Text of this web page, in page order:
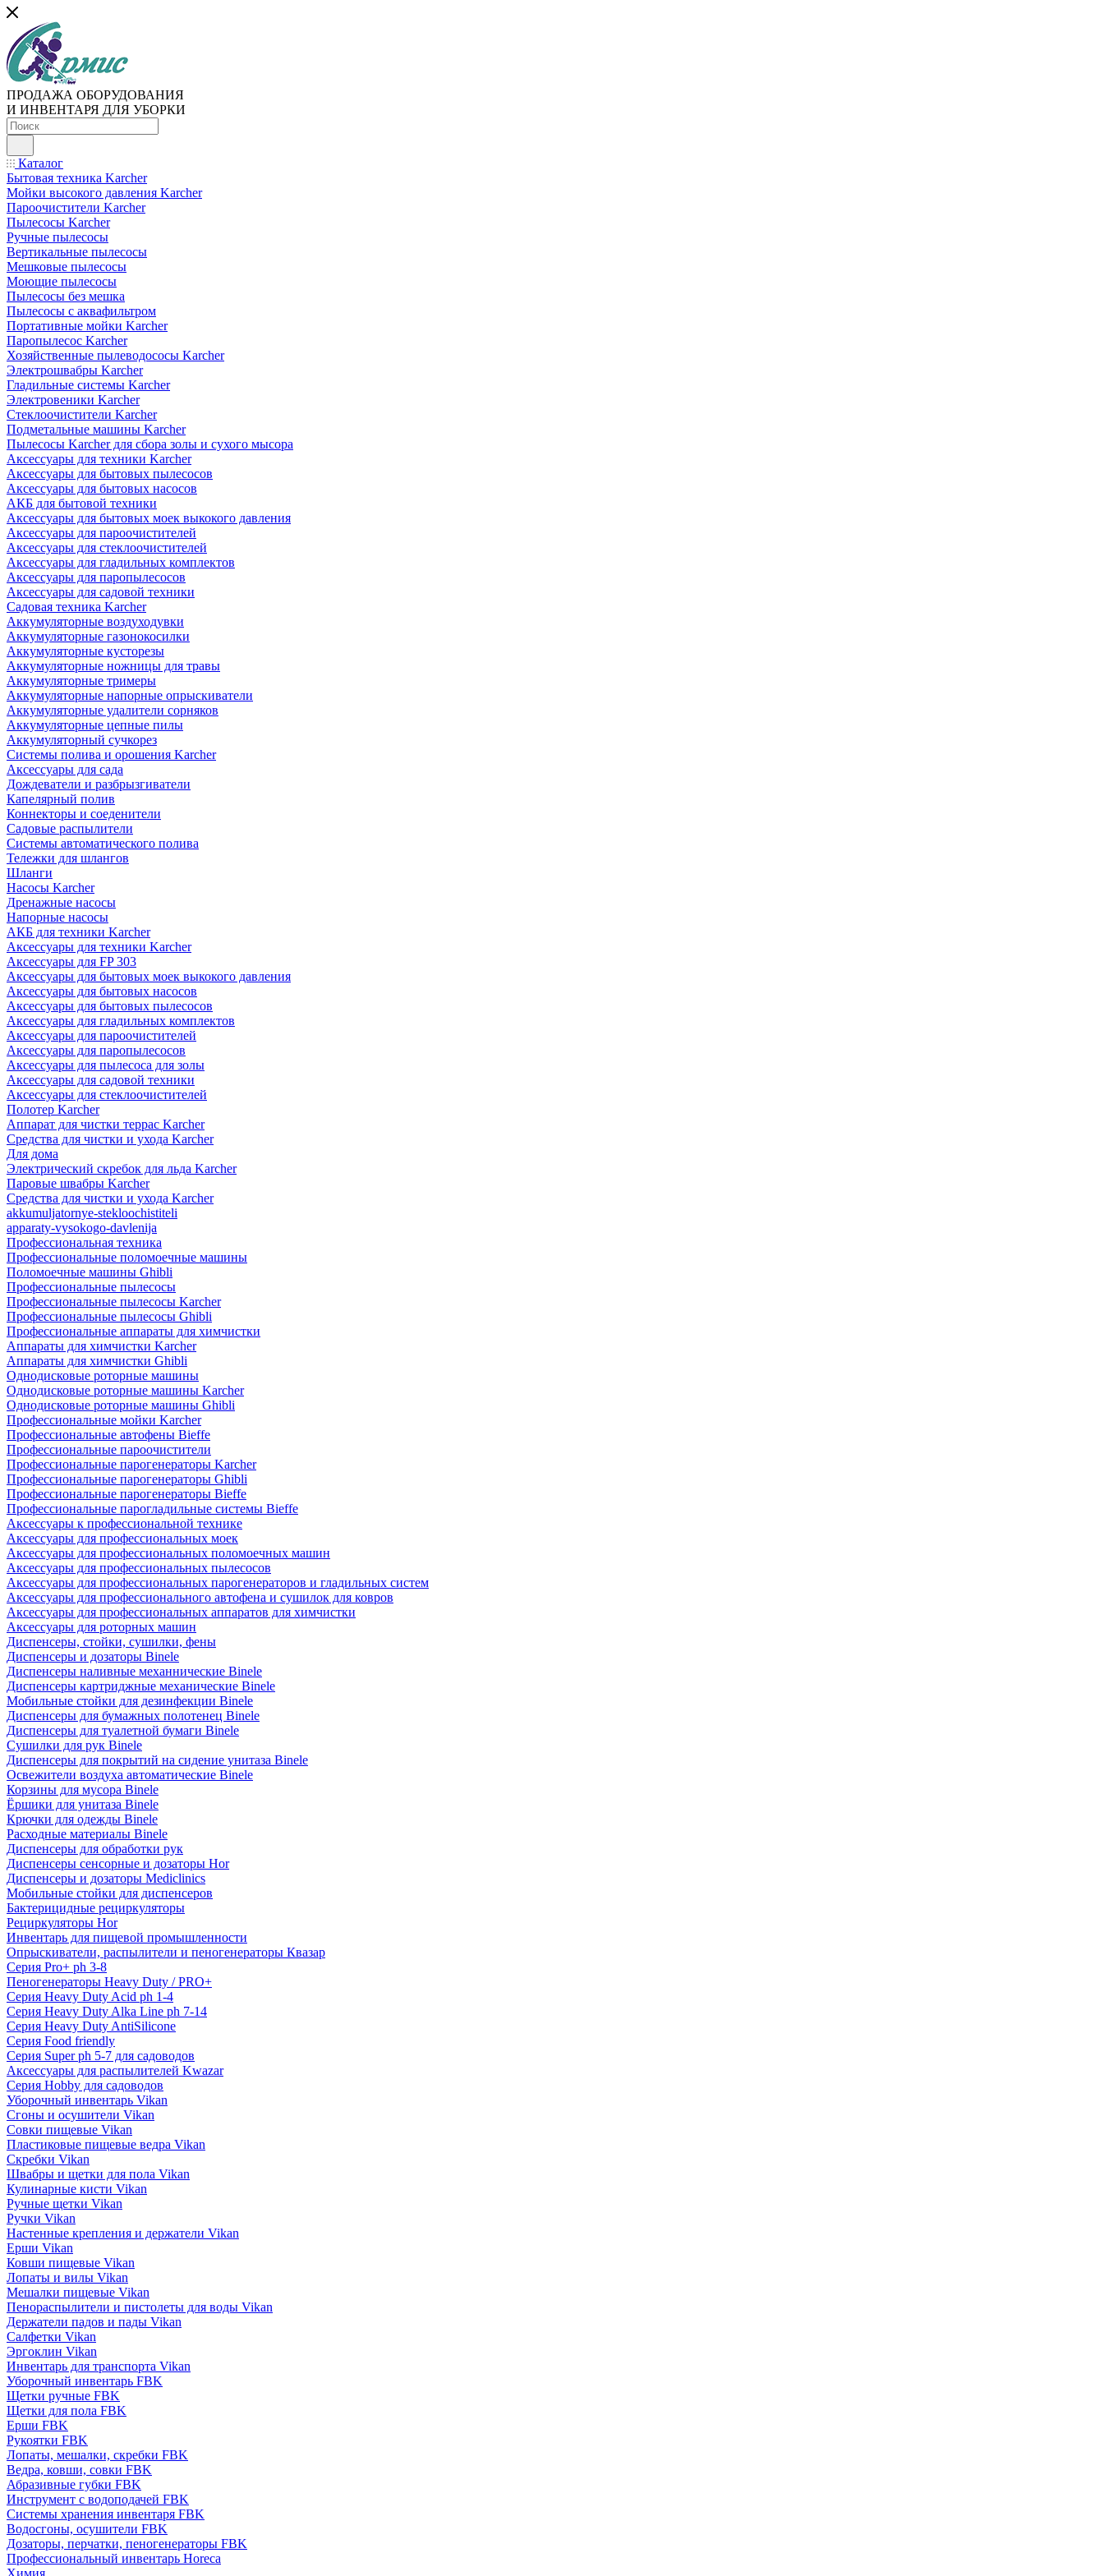
ПРОДАЖА ОБОРУДОВАНИЯ
И ИНВЕНТАРЯ ДЛЯ УБОРКИ
Каталог
Бытовая техника Karcher
Мойки высокого давления Karcher
Пароочистители Karcher
Пылесосы Karcher
Ручные пылесосы
Вертикальные пылесосы
Мешковые пылесосы
Моющие пылесосы
Пылесосы без мешка
Пылесосы с аквафильтром
Портативные мойки Karcher
Паропылесос Karcher
Хозяйственные пылеводососы Karcher
Электрошвабры Karcher
Гладильные системы Karcher
Электровеники Karcher
Стеклоочистители Karcher
Подметальные машины Karcher
Пылесосы Karcher для сбора золы и сухого мысора
Аксессуары для техники Karcher
Аксессуары для бытовых пылесосов
Аксессуары для бытовых насосов
АКБ для бытовой техники
Аксессуары для бытовых моек выкокого давления
Аксессуары для пароочистителей
Аксессуары для стеклоочистителей
Аксессуары для гладильных комплектов
Аксессуары для паропылесосов
Аксессуары для садовой техники
Садовая техника Karcher
Аккумуляторные воздуходувки
Аккумуляторные газонокосилки
Аккумуляторные кусторезы
Аккумуляторные ножницы для травы
Аккумуляторные тримеры
Аккумуляторные напорные опрыскиватели
Аккумуляторные удалители сорняков
Аккумуляторные цепные пилы
Аккумуляторный сучкорез
Системы полива и орошения Karcher
Аксессуары для сада
Дождеватели и разбрызгиватели
Капелярный полив
Коннекторы и соеденители
Садовые распылители
Системы автоматического полива
Тележки для шлангов
Шланги
Насосы Karcher
Дренажные насосы
Напорные насосы
АКБ для техники Karcher
Аксессуары для техники Karcher
Аксессуары для FP 303
Аксессуары для бытовых моек выкокого давления
Аксессуары для бытовых насосов
Аксессуары для бытовых пылесосов
Аксессуары для гладильных комплектов
Аксессуары для пароочистителей
Аксессуары для паропылесосов
Аксессуары для пылесоса для золы
Аксессуары для садовой техники
Аксессуары для стеклоочистителей
Полотер Karcher
Аппарат для чистки террас Karcher
Средства для чистки и ухода Karcher
Для дома
Электрический скребок для льда Karcher
Паровые швабры Karcher
Средства для чистки и ухода Karcher
akkumuljatornye-stekloochistiteli
apparaty-vysokogo-davlenija
Профессиональная техника
Профессиональные поломоечные машины
Поломоечные машины Ghibli
Профессиональные пылесосы
Профессиональные пылесосы Karcher
Профессиональные пылесосы Ghibli
Профессиональные аппараты для химчистки
Аппараты для химчистки Karcher
Аппараты для химчистки Ghibli
Однодисковые роторные машины
Однодисковые роторные машины Karcher
Однодисковые роторные машины Ghibli
Профессиональные мойки Karcher
Профессиональные автофены Bieffe
Профессиональные пароочистители
Профессиональные парогенераторы Karcher
Профессиональные парогенераторы Ghibli
Профессиональные парогенераторы Bieffe
Профессиональные парогладильные системы Bieffe
Аксессуары к профессиональной технике
Аксессуары для профессиональных моек
Аксессуары для профессиональных поломоечных машин
Аксессуары для профессиональных пылесосов
Аксессуары для профессиональных парогенераторов и гладильных систем
Аксессуары для профессионального автофена и сушилок для ковров
Аксессуары для профессиональных аппаратов для химчистки
Аксессуары для роторных машин
Диспенсеры, стойки, сушилки, фены
Диспенсеры и дозаторы Binele
Диспенсеры наливные механнические Binele
Диспенсеры картриджные механические Binele
Мобильные стойки для дезинфекции Binele
Диспенсеры для бумажных полотенец Binele
Диспенсеры для туалетной бумаги Binele
Сушилки для рук Binele
Диспенсеры для покрытий на сидение унитаза Binele
Освежители воздуха автоматические Binele
Корзины для мусора Binele
Ёршики для унитаза Binele
Крючки для одежды Binele
Расходные материалы Binele
Диспенсеры для обработки рук
Диспенсеры сенсорные и дозаторы Hor
Диспенсеры и дозаторы Mediclinics
Мобильные стойки для диспенсеров
Бактерицидные рециркуляторы
Рециркуляторы Hor
Инвентарь для пищевой промышленности
Опрыскиватели, распылители и пеногенераторы Квазар
Серия Pro+ ph 3-8
Пеногенераторы Heavy Duty / PRO+
Серия Heavy Duty Acid ph 1-4
Серия Heavy Duty Alka Line ph 7-14
Серия Heavy Duty AntiSilicone
Серия Food friendly
Серия Super ph 5-7 для садоводов
Аксессуары для распылителей Kwazar
Серия Hobby для садоводов
Уборочный инвентарь Vikan
Сгоны и осушители Vikan
Совки пищевые Vikan
Пластиковые пищевые ведра Vikan
Скребки Vikan
Швабры и щетки для пола Vikan
Кулинарные кисти Vikan
Ручные щетки Vikan
Ручки Vikan
Настенные крепления и держатели Vikan
Ерши Vikan
Ковши пищевые Vikan
Лопаты и вилы Vikan
Мешалки пищевые Vikan
Пенораспылители и пистолеты для воды Vikan
Держатели падов и пады Vikan
Салфетки Vikan
Эргоклин Vikan
Инвентарь для транспорта Vikan
Уборочный инвентарь FBK
Щетки ручные FBK
Щетки для пола FBK
Ерши FBK
Рукоятки FBK
Лопаты, мешалки, скребки FBK
Ведра, ковши, совки FBK
Абразивные губки FBK
Инструмент с водоподачей FBK
Системы хранения инвентаря FBK
Водосгоны, осушители FBK
Дозаторы, перчатки, пеногенераторы FBK
Профессиональный инвентарь Horeca
Химия